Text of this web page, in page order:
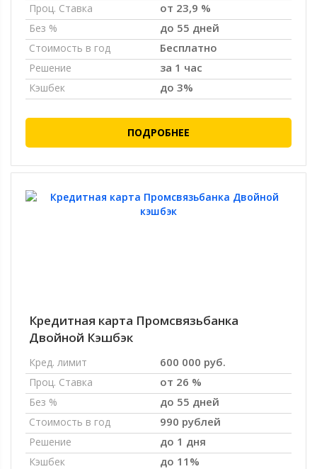
Проц. Ставка от 23,9 %
Без % до 55 дней
Стоимость в год Бесплатно
Решение за 1 час
Кэшбек до 3%
ПОДРОБНЕЕ
Кредитная карта Промсвязьбанка
Двойной Кэшбэк
Кред. лимит 600 000 руб.
Проц. Ставка от 26 %
Без % до 55 дней
Стоимость в год 990 рублей
Решение до 1 дня
Кэшбек до 11%